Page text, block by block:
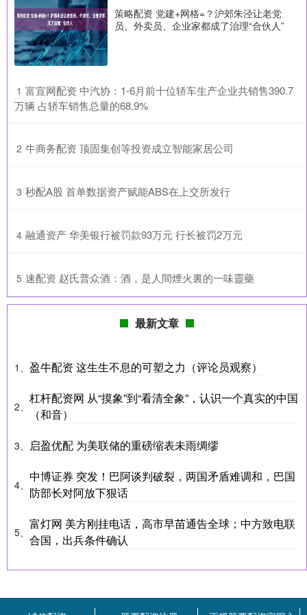
策略配资 党建+网格=？沪郊朱泾让老党
员、外卖员、企业家都成了治理“合伙人”
1 ​富宣网配资 中汽协：1-6月前十位轿车生产企业共销售390.7
万辆 占轿车销售总量的68.9%
2 ​牛商务配资 顶固集创等投资成立智能家居公司
3 ​秒配A股 首单数据资产赋能ABS在上交所发行
4 ​融通资产 华美银行被罚款93万元 行长被罚2万元
5 ​速配资 赵氏普众酒：酒，是人間煙火裏的一味靈藥
最新文章
1、 盈牛配资 这生生不息的可塑之力（评论员观察）
2、
杠杆配资网 从“摸象”到“看清全象”，认识一个真实的中国
（和音）
3、 启盈优配 为美联储的重磅缩表未雨绸缪
4、
中博证券 突发！巴阿谈判破裂，两国矛盾难调和，巴国
防部长对阿放下狠话
5、
富灯网 美方刚挂电话，高市早苗通告全球；中方致电联
合国，出兵条件确认